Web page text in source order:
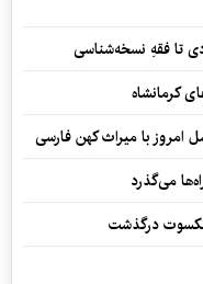
تا فقهِ نسخه‌شناسی
با میراث کهن فارسی
می‌گذرد
درگذشت